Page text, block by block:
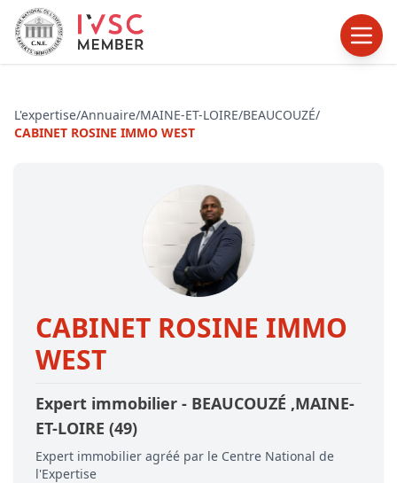
L'expertise/Annuaire/MAINE-ET-LOIRE/BEAUCOUZÉ/
CABINET ROSINE IMMO WEST
CABINET ROSINE IMMO
WEST
Expert immobilier - BEAUCOUZÉ ,MAINE-
ET-LOIRE (49)
Expert immobilier agréé par le Centre National de
l'Expertise